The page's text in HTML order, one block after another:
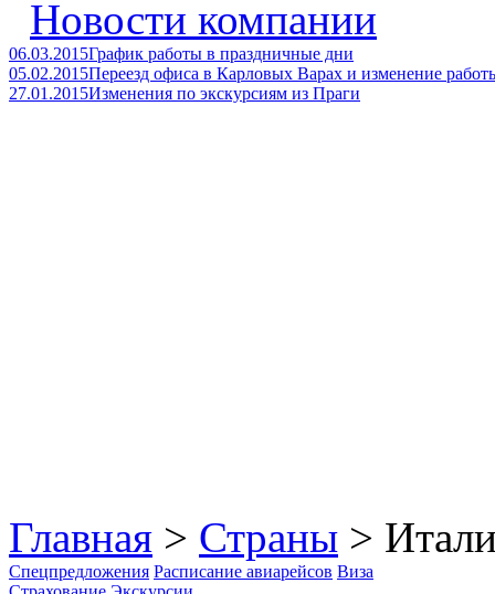
Новости компании
06.03.2015График работы в праздничные дни
05.02.2015Переезд офиса в Карловых Варах и изменение
27.01.2015Изменения по экскурсиям из Праги
Главная > Страны >
Спецпредложения Расписание авиарейсов Виза